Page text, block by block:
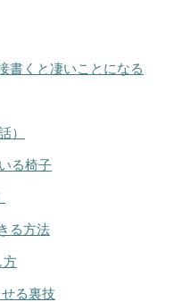
書くと凄いことになる
）
る椅子
る方法
方
る裏技